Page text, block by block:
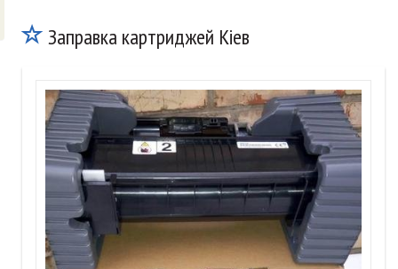
Заправка картриджей Кіев